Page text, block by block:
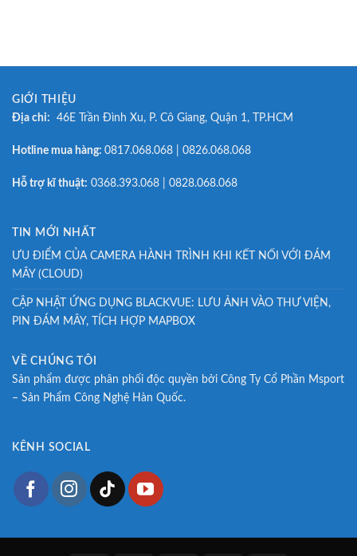
GIỚI THIỆU
Địa chỉ: 46E Trần Đình Xu, P. Cô Giang, Quận 1, TP.HCM
Hotline mua hàng: 0817.068.068 | 0826.068.068
Hỗ trợ kĩ thuật: 0368.393.068 | 0828.068.068
TIN MỚI NHẤT
ƯU ĐIỂM CỦA CAMERA HÀNH TRÌNH KHI KẾT NỐI VỚI ĐÁM
MÂY (CLOUD)
CẬP NHẬT ỨNG DỤNG BLACKVUE: LƯU ẢNH VÀO THƯ VIỆN,
PIN ĐÁM MÂY, TÍCH HỢP MAPBOX
VỀ CHÚNG TÔI
Sản phẩm được phân phối độc quyền bởi Công Ty Cổ Phần Msport
– Sản Phẩm Công Nghệ Hàn Quốc.
KÊNH SOCIAL